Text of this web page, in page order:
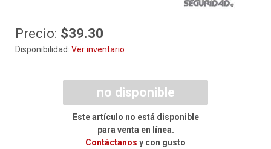
Precio: $39.30
Disponibilidad: Ver inventario
no disponible
Este artículo no está disponible
para venta en línea.
Contáctanos y con gusto